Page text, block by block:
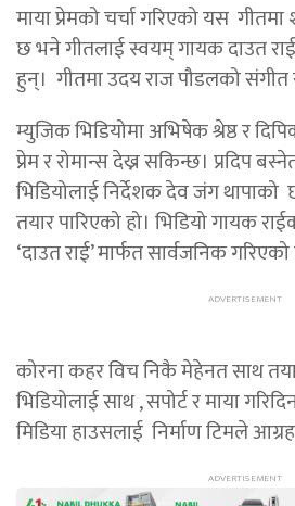
माया प्रेमको चर्चा गरिएको यस
छ भने गीतलाई स्वयम् गायक दाउत
हुन्। गीतमा उदय राज पौडलको
म्युजिक भिडियोमा अभिषेक श्रेष्ठ र
प्रेम र रोमान्स देख्न सकिन्छ। प्रदिप
भिडियोलाई निर्देशक देव जंग थापाको
तयार पारिएको हो। भिडियो गायक
‘दाउत राई’ मार्फत सार्वजनिक
कोरना कहर विच निकै मेहेनत साथ
भिडियोलाई साथ , सपोर्ट र माया
मिडिया हाउसलाई निर्माण टिमले